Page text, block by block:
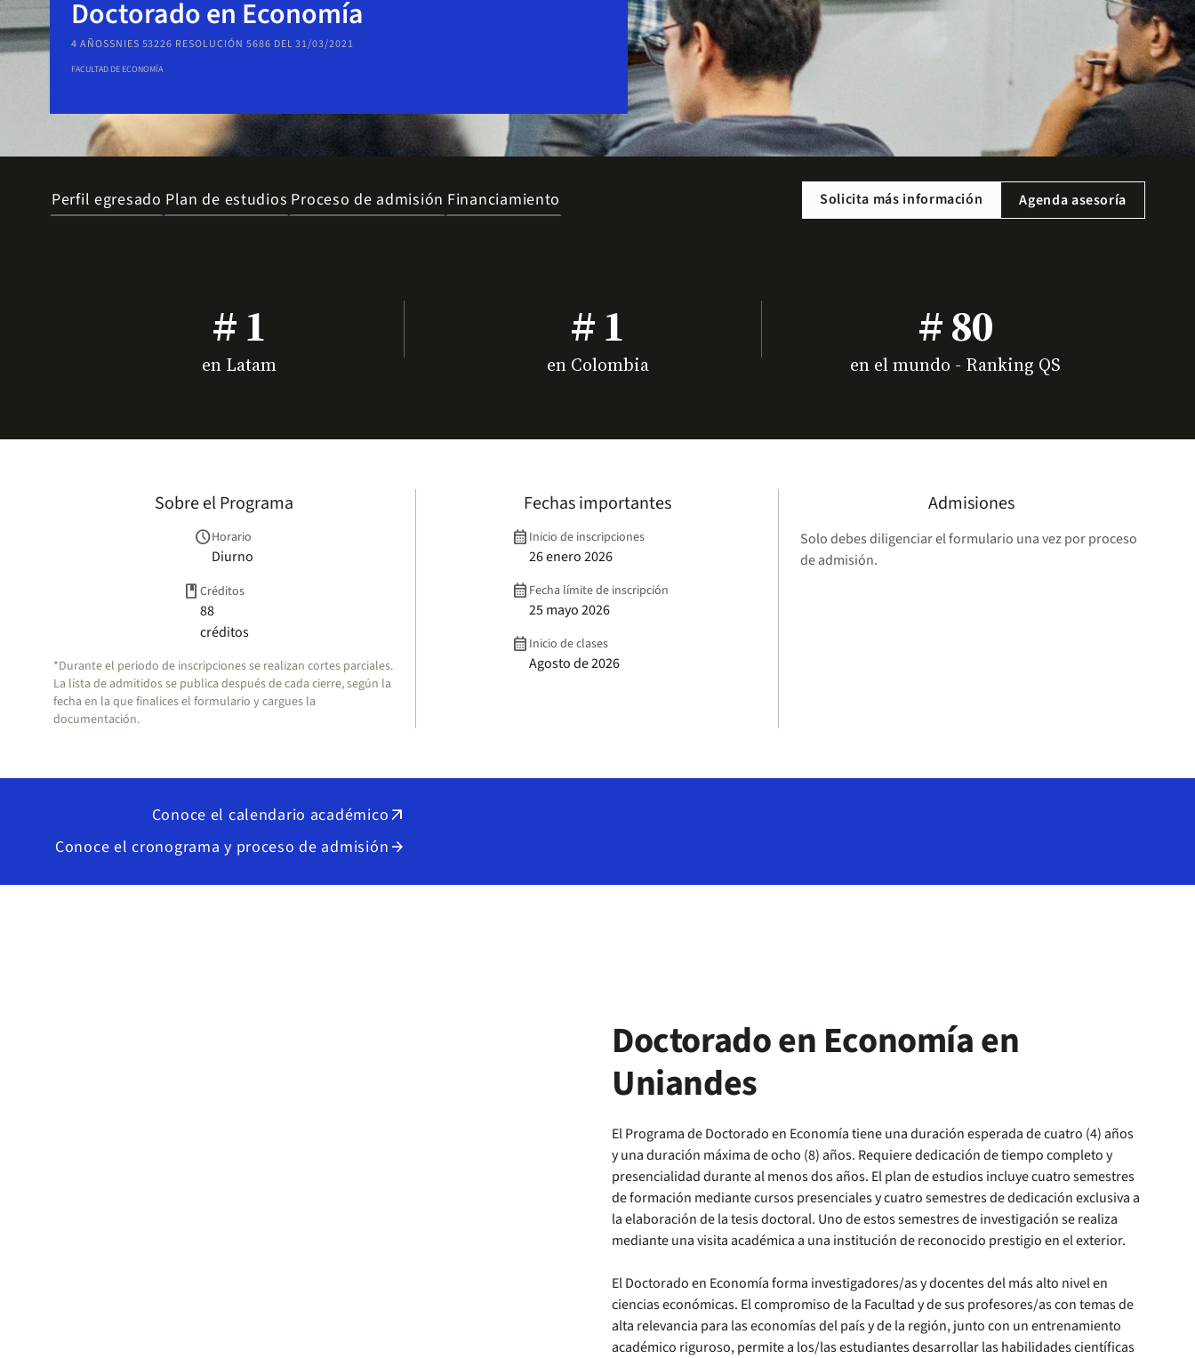
Doctorado en Economía
4 AÑOSSNIES 53226 RESOLUCIÓN 5686 DEL 31/03/2021
FACULTAD DE ECONOMÍA
Perfil egresado Plan de estudios Proceso de admisión Financiamiento Solicita más información Agenda asesoría
# 1
en Latam
# 1
en Colombia
# 80
en el mundo - Ranking QS
Sobre el Programa
scheduleHorario
Diurno
book Créditos
88
créditos
*Durante el periodo de inscripciones se realizan cortes parciales.
La lista de admitidos se publica después de cada cierre, según la
fecha en la que finalices el formulario y cargues la
documentación.
Fechas importantes
calendar_month Inicio de inscripciones
26 enero 2026
calendar_month Fecha límite de inscripción
25 mayo 2026
calendar_month Inicio de clases
Agosto de 2026
Admisiones
Solo debes diligenciar el formulario una vez por proceso
de admisión.
Conoce el calendario académicoarrow_outward
Conoce el cronograma y proceso de admisión arrow_forward
Doctorado en Economía en
Uniandes
El Programa de Doctorado en Economía tiene una duración esperada de cuatro (4) años
y una duración máxima de ocho (8) años. Requiere dedicación de tiempo completo y
presencialidad durante al menos dos años. El plan de estudios incluye cuatro semestres
de formación mediante cursos presenciales y cuatro semestres de dedicación exclusiva a
la elaboración de la tesis doctoral. Uno de estos semestres de investigación se realiza
mediante una visita académica a una institución de reconocido prestigio en el exterior.
El Doctorado en Economía forma investigadores/as y docentes del más alto nivel en
ciencias económicas. El compromiso de la Facultad y de sus profesores/as con temas de
alta relevancia para las economías del país y de la región, junto con un entrenamiento
académico riguroso, permite a los/las estudiantes desarrollar las habilidades científicas